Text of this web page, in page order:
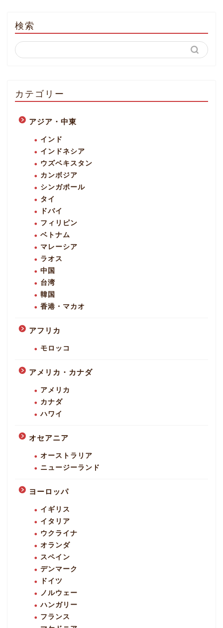
検索
カテゴリー
アジア・中東
インド
インドネシア
ウズベキスタン
カンボジア
シンガポール
タイ
ドバイ
フィリピン
ベトナム
マレーシア
ラオス
中国
台湾
韓国
香港・マカオ
アフリカ
モロッコ
アメリカ・カナダ
アメリカ
カナダ
ハワイ
オセアニア
オーストラリア
ニュージーランド
ヨーロッパ
イギリス
イタリア
ウクライナ
オランダ
スペイン
デンマーク
ドイツ
ノルウェー
ハンガリー
フランス